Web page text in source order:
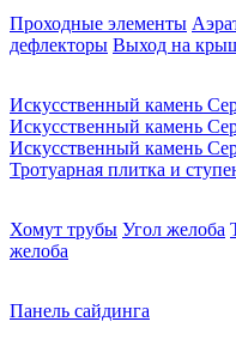
Проходные элементы
дефлекторы Выход на
Искусственный камень
Искусственный камень
Искусственный камень
Тротуарная плитка и
Хомут трубы Угол желоба
желоба
Панель сайдинга